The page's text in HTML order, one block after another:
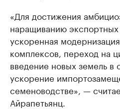
«Для достижения
наращиванию
ускоренная
комплексов, переход на
введение новых земель в
ускорение
семеноводстве», —
Айрапетьянц.